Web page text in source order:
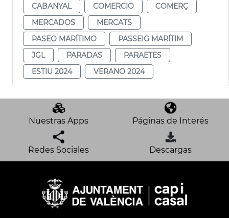
CABANYAL
COMERCIO
COMERÇ
MERCADOS
MERCATS
PASEO MARÍTIMO
PASSEIG MARÍTIM
JGL
PARADAS
PARAETES
ESTIU 2024
VERANO 2024
Nuestras Apps Páginas de Interés
Redes Sociales Descargas